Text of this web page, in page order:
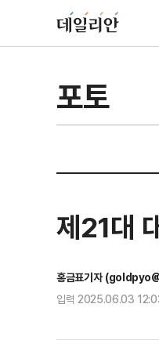
포토
제21대
홍금표기자
입력 2025.06.03